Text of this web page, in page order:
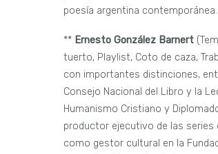
poesía argentina contemporánea.
** Ernesto González Barnert
tuerto, Playlist, Coto de caza,
con importantes distinciones,
Consejo Nacional del Libro y la
Humanismo Cristiano y
productor ejecutivo de las series
como gestor cultural en la